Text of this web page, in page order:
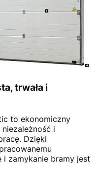
trwała i
to ekonomiczny
i
Dzięki
i zamykanie bramy jest